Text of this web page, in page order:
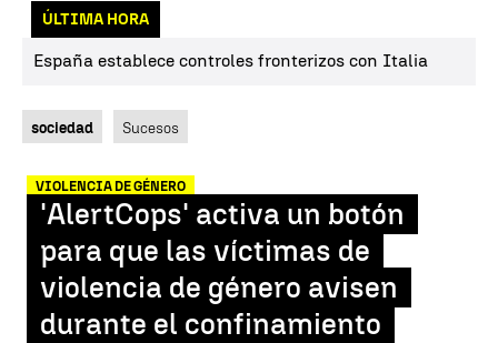
ÚLTIMA HORA
España establece controles fronterizos con Italia
sociedad Sucesos
VIOLENCIA DE GÉNERO
'AlertCops' activa un botón
para que las víctimas de
violencia de género avisen
durante el confinamiento